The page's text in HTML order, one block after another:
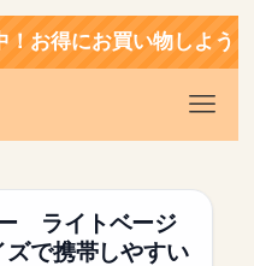
にお買い物しよう！
ライトベージ
で携帯しやすい